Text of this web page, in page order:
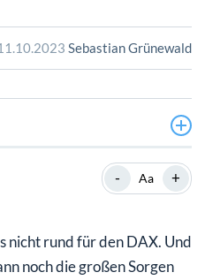
Sebastian Grünewald
heute Abend?
- Aa +
nicht rund für den DAX. Und
noch die großen Sorgen